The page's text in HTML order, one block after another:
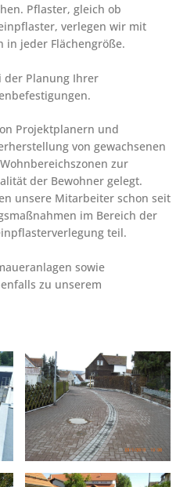
Pflaster, gleich ob
verlegen wir mit
in jeder Flächengröße.
der Planung Ihrer
Projektplanern und
von gewachsenen
zur
der Bewohner gelegt.
unsere Mitarbeiter schon seit
im Bereich der
teil.
sowie
zu unserem